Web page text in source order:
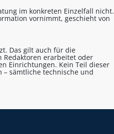
im konkreten Einzelfall nicht.
vornimmt, geschieht von
Das gilt auch für die
Redaktoren erarbeitet oder
Einrichtungen. Kein Teil dieser
sämtliche technische und